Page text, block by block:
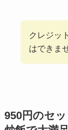
クレジッ
はできま
950円のセ